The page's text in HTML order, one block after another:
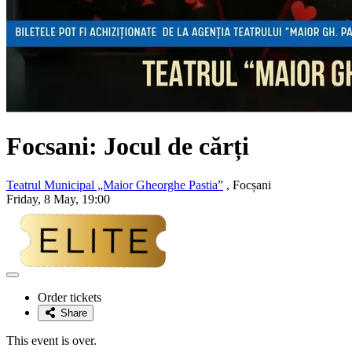
Focsani: Jocul de cărți
Teatrul Municipal „Maior Gheorghe Pastia” , Focșani
Friday, 8 May, 19:00
Adaugă
favoriteOrder tickets
Share
This event is over.